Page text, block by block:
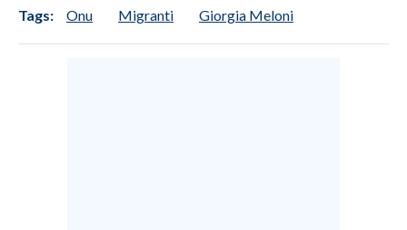
Tags: Onu Migranti Giorgia Meloni